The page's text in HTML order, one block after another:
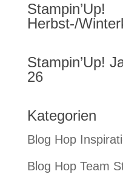
Stampin’Up!
Herbst-/
Stampin’Up!
26
Kategorien
Blog Hop
Blog Hop Team